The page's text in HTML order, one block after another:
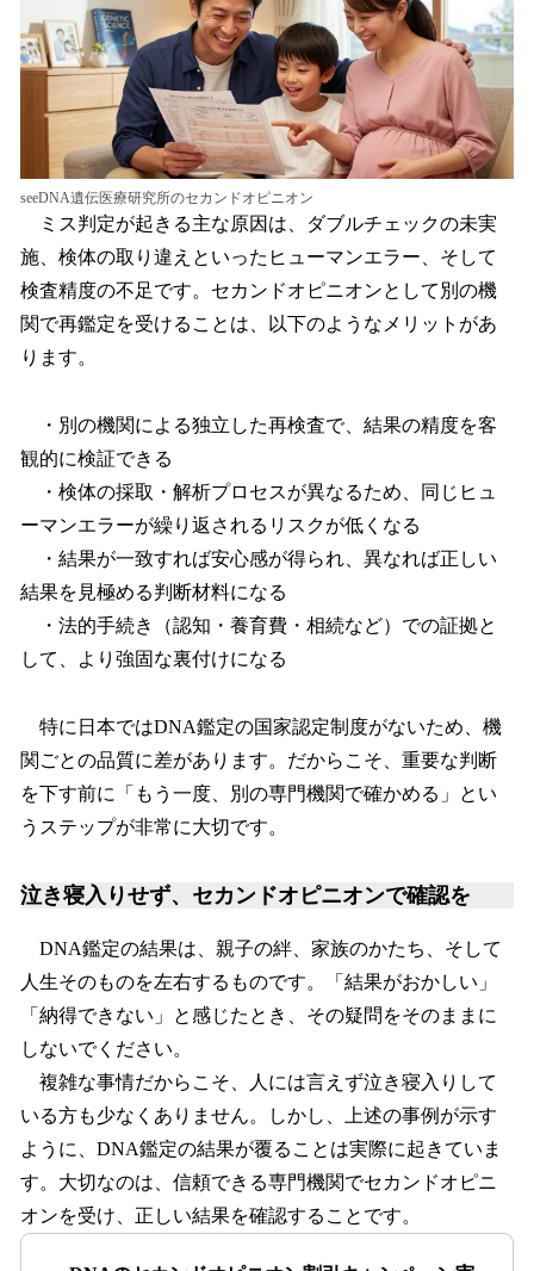
seeDNA遺伝医療研究所のセカンドオピニオン
ミス判定が起きる主な原因は、ダブルチェックの未実
施、検体の取り違えといったヒューマンエラー、そして
検査精度の不足です。セカンドオピニオンとして別の機
関で再鑑定を受けることは、以下のようなメリットがあ
ります。
・別の機関による独立した再検査で、結果の精度を客
観的に検証できる
・検体の採取・解析プロセスが異なるため、同じヒュ
ーマンエラーが繰り返されるリスクが低くなる
・結果が一致すれば安心感が得られ、異なれば正しい
結果を見極める判断材料になる
・法的手続き（認知・養育費・相続など）での証拠と
して、より強固な裏付けになる
特に日本ではDNA鑑定の国家認定制度がないため、機
関ごとの品質に差があります。だからこそ、重要な判断
を下す前に「もう一度、別の専門機関で確かめる」とい
うステップが非常に大切です。
泣き寝入りせず、セカンドオピニオンで確認を
DNA鑑定の結果は、親子の絆、家族のかたち、そして
人生そのものを左右するものです。「結果がおかしい」
「納得できない」と感じたとき、その疑問をそのままに
しないでください。
複雑な事情だからこそ、人には言えず泣き寝入りして
いる方も少なくありません。しかし、上述の事例が示す
ように、DNA鑑定の結果が覆ることは実際に起きていま
す。大切なのは、信頼できる専門機関でセカンドオピニ
オンを受け、正しい結果を確認することです。